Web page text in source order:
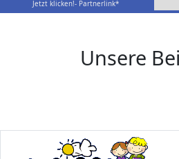
Jetzt klicken!- Partnerlink*
Unsere